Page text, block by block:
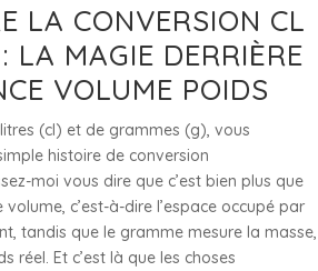
LA CONVERSION CL
LA MAGIE DERRIÈRE
VOLUME POIDS
(cl) et de grammes (g), vous
histoire de conversion
moi vous dire que c’est bien plus que
volume, c’est-à-dire l’espace occupé par
tandis que le gramme mesure la masse,
réel. Et c’est là que les choses